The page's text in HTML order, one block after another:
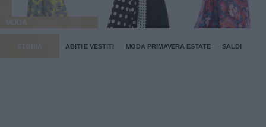
MODA
STORIA ABITI E VESTITI MODA PRIMAVERA ESTATE SALDI